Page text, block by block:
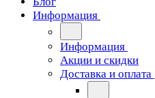
Информация
Информация
Акции и скидки
Доставка и оплата